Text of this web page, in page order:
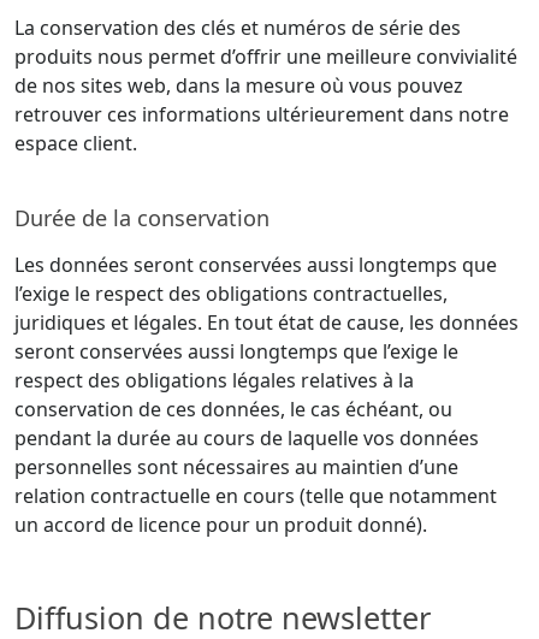
La conservation des clés et numéros de série des
produits nous permet d’offrir une meilleure convivialité
de nos sites web, dans la mesure où vous pouvez
retrouver ces informations ultérieurement dans notre
espace client.
Durée de la conservation
Les données seront conservées aussi longtemps que
l’exige le respect des obligations contractuelles,
juridiques et légales. En tout état de cause, les données
seront conservées aussi longtemps que l’exige le
respect des obligations légales relatives à la
conservation de ces données, le cas échéant, ou
pendant la durée au cours de laquelle vos données
personnelles sont nécessaires au maintien d’une
relation contractuelle en cours (telle que notamment
un accord de licence pour un produit donné).
Diffusion de notre newsletter